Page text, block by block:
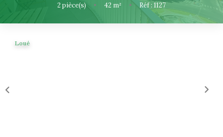
NOUS CONNAITRE
2 pièce(s) • 42 m² • Réf : 1127
Loué